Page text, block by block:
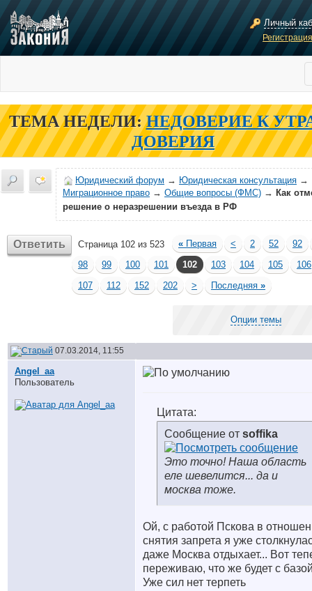
Личный
ТЕМА НЕДЕЛИ: НЕДОВЕРИЕ К
ДОВЕРИЯ
Юридический форум → Юридическая консультация →
Миграционное право → Общие вопросы (ФМС) → Как
решение о неразрешении въезда в РФ
Ответить Страница 102 из 523 « Первая < 2 52
92
98
99 100 101 102 103 104 105
106
107
112 152 202 > Последняя »
Опции темы
07.03.2014, 11:55
Angel_aa
Пользователь
Цитата:
Сообщение от soffika
Это точно! Наша область
еле шевелится... да и
москва тоже.
Ой, с работой Пскова в
снятия запрета я уже
даже Москва отдыхает... Вот
переживаю, что же будет с
Уже сил нет терпеть